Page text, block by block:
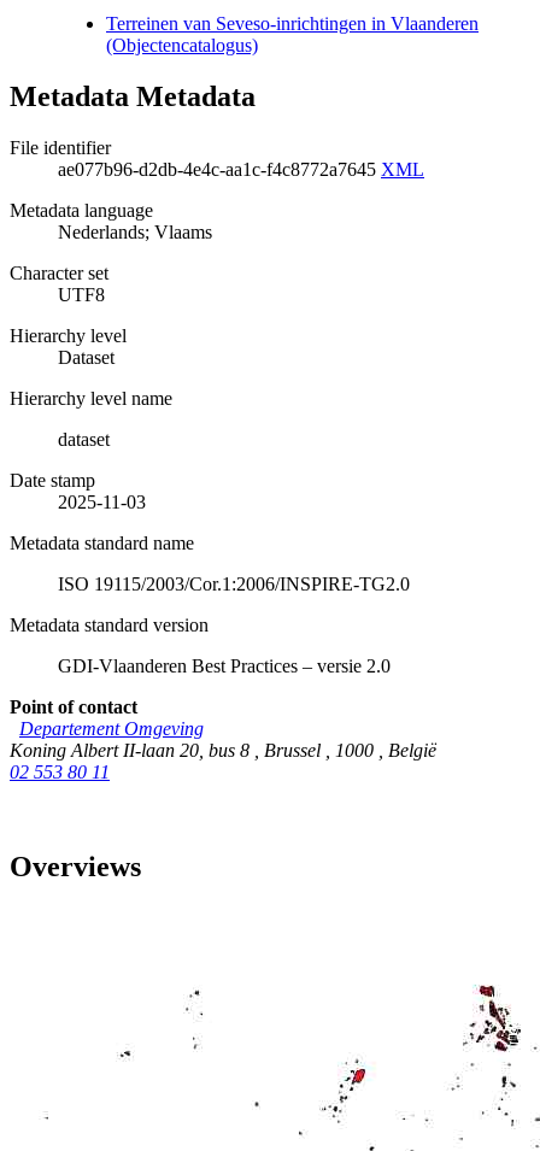
Terreinen van Seveso-inrichtingen in Vlaanderen
(Objectencatalogus)
Metadata Metadata
File identifier
ae077b96-d2db-4e4c-aa1c-f4c8772a7645 XML
Metadata language
Nederlands; Vlaams
Character set
UTF8
Hierarchy level
Dataset
Hierarchy level name
dataset
Date stamp
2025-11-03
Metadata standard name
ISO 19115/2003/Cor.1:2006/INSPIRE-TG2.0
Metadata standard version
GDI-Vlaanderen Best Practices – versie 2.0
Point of contact
Departement Omgeving
Koning Albert II-laan 20, bus 8
Brussel 1000
België
02 553 80 11
Overviews